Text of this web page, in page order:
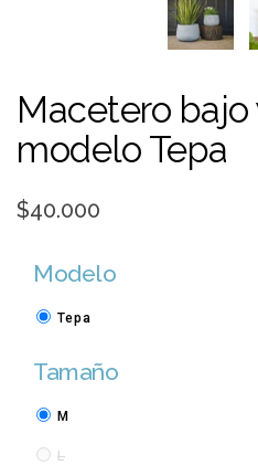
Macetero bajo
modelo Tepa
$40.000
Modelo
Tepa
Tamaño
M
L